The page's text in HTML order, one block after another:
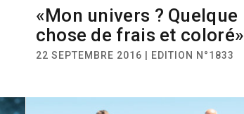
«Mon univers ? Quelque
chose de frais et coloré»
22 SEPTEMBRE 2016 | EDITION N°1833